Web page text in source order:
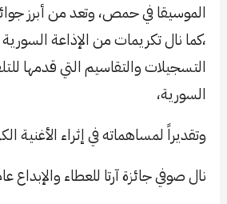
الموسيقا في حمص، وتعد من أبرز
،كما نال تكريمات من الإذاعة
التسجيلات والتقاسيم التي قدمها
السورية،
وتقديراً لمساهماته في إثراء الأغنية
نال صوفي جائزة آرتا للعطاء والإبداع عام